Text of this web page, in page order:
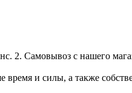
Самовывоз с нашего
и силы, а также